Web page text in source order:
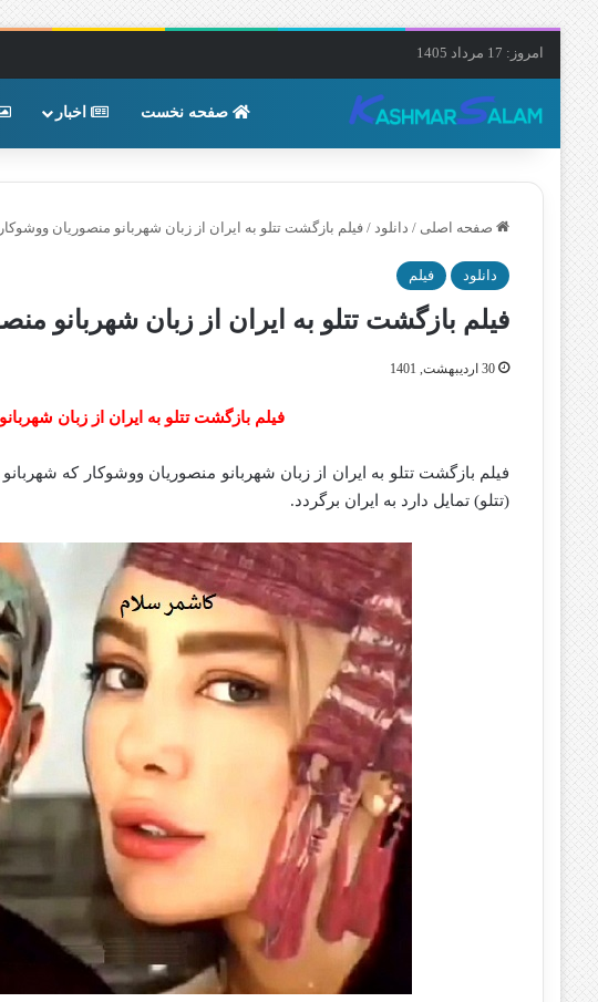
امروز: 17 مرداد 1405
صفحه نخست اخبار
صفحه اصلی / دانلود / فیلم بازگشت تتلو به ایران از زبان شهربانو منصوریان ووشوکار
دانلود فیلم
فیلم بازگشت تتلو به ایران از زبان شهربانو
30 اردیبهشت, 1401
فیلم بازگشت تتلو به ایران از زبان
فیلم بازگشت تتلو به ایران از زبان شهربانو منصوریان ووشوکار که
(تتلو) تمایل دارد به ایران برگردد.